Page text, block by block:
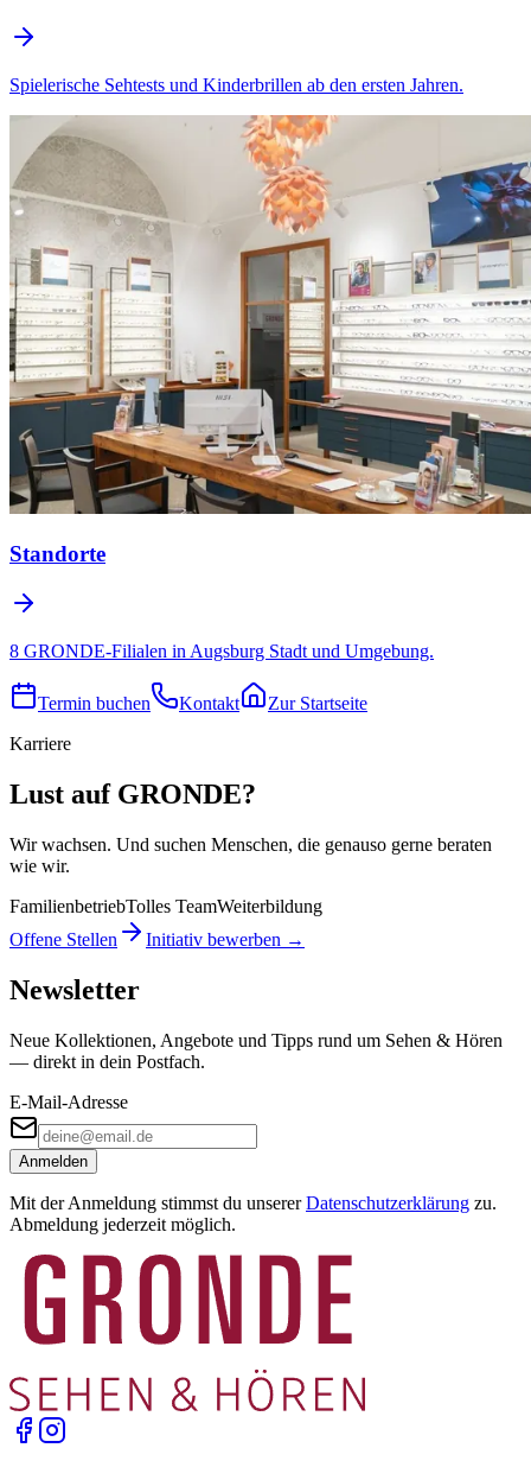
Spielerische Sehtests und Kinderbrillen ab den ersten Jahren.
Standorte
8 GRONDE-Filialen in Augsburg Stadt und Umgebung.
Termin buchen Kontakt
Zur Startseite
Karriere
Lust auf GRONDE?
Wir wachsen. Und suchen Menschen, die genauso gerne beraten
wie wir.
FamilienbetriebTolles TeamWeiterbildung
Offene Stellen
Initiativ bewerben →
Newsletter
Neue Kollektionen, Angebote und Tipps rund um Sehen & Hören
— direkt in dein Postfach.
E-Mail-Adresse
Anmelden
Mit der Anmeldung stimmst du unserer Datenschutzerklärung zu.
Abmeldung jederzeit möglich.